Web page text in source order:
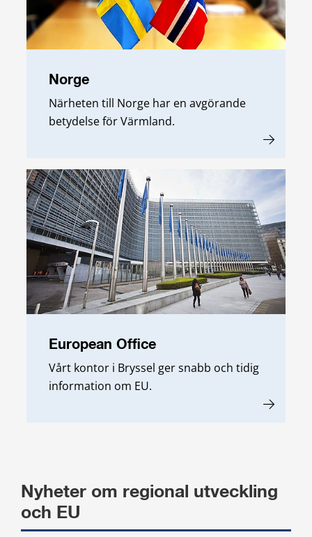
Norge
Närheten till Norge har en avgörande
betydelse för Värmland.
European Office
Vårt kontor i Bryssel ger snabb och tidig
information om EU.
Nyheter om regional utveckling
och EU